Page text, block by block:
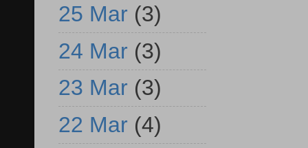
25 Mar (3)
24 Mar (3)
23 Mar (3)
22 Mar (4)